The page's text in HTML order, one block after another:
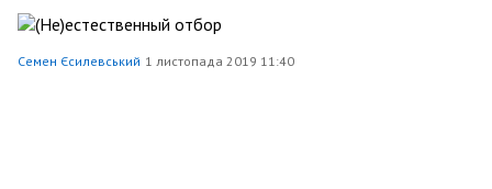
Семен Єсилевський 1 листопада 2019 11:40